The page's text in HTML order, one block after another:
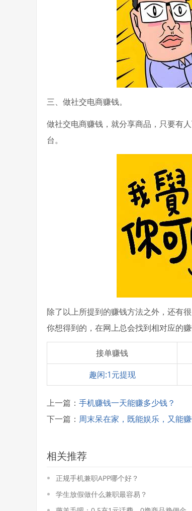
三、做社交电商赚钱。
做社交电商赚钱，就分享商品，只要有
台。
除了以上所提到的赚钱方法之外，还有
你想得到的，在网上总会找到相对应的
接单赚钱
趣闲:1元提现
上一篇： 手机赚钱一天能赚多少钱？
下一篇： 周末呆在家，既能娱乐，又能赚
相关推荐
正规手机兼职APP哪个好？
学生放假做什么兼职最容易？